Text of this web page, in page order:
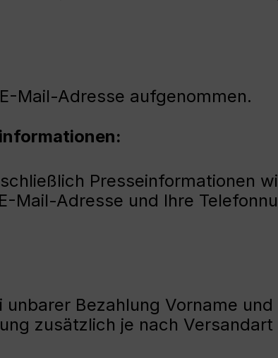
Mail-Adresse aufgenommen.
Presseinformationen
Mail-Adresse und Ihre
Bezahlung Vorname und
zusätzlich je nach Versandart